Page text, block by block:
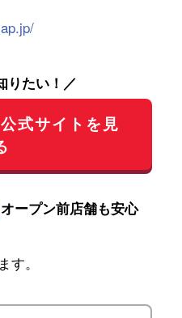
りたい！／
式サイトを見
オープン前店舗も安心
す。